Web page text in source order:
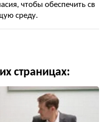
чтобы обеспечить св
среду.
страницах: